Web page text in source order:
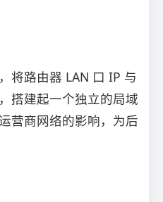
将路由器 LAN 口 IP 与
搭建起一个独立的局域
营商网络的影响，为后